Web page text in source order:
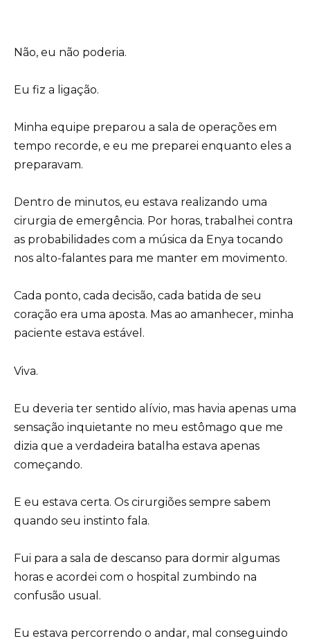
Não, eu não poderia.
Eu fiz a ligação.
Minha equipe preparou a sala de operações em
tempo recorde, e eu me preparei enquanto eles a
preparavam.
Dentro de minutos, eu estava realizando uma
cirurgia de emergência. Por horas, trabalhei contra
as probabilidades com a música da Enya tocando
nos alto-falantes para me manter em movimento.
Cada ponto, cada decisão, cada batida de seu
coração era uma aposta. Mas ao amanhecer, minha
paciente estava estável.
Viva.
Eu deveria ter sentido alívio, mas havia apenas uma
sensação inquietante no meu estômago que me
dizia que a verdadeira batalha estava apenas
começando.
E eu estava certa. Os cirurgiões sempre sabem
quando seu instinto fala.
Fui para a sala de descanso para dormir algumas
horas e acordei com o hospital zumbindo na
confusão usual.
Eu estava percorrendo o andar, mal conseguindo